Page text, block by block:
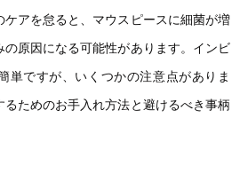
ケアを怠ると、マウスピースに細菌が増
の原因になる可能性があります。インビ
単ですが、いくつかの注意点がありま
ためのお手入れ方法と避けるべき事柄